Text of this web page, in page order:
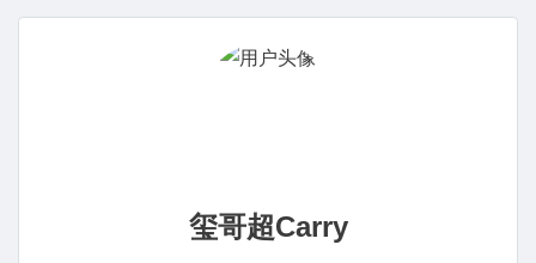
玺哥超Carry